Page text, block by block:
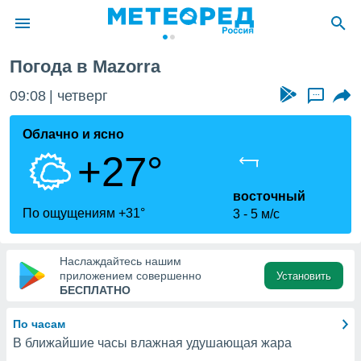
о
Вы можете
к этому
доступ
Погода в Mazorra
09:08 четверг ...
Облачно и ясно
+27°
По ощущениям +31°
восточный
3
5 м/с
Наслаждайтесь нашим
приложением совершенно
БЕСПЛАТНО
Установить
По часам
В ближайшие часы влажная удушающая жара